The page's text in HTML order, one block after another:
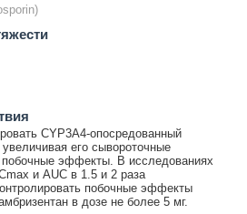
CYP3A4-опосредованный
его сывороточные
побочные эффекты. В исследованиях
и AUC в 1.5 и 2 раза
побочные эффекты
в дозе не более 5 мг.